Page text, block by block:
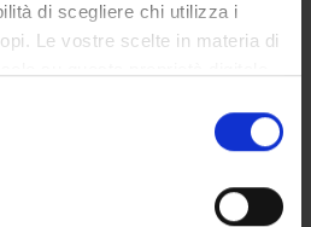
di scegliere chi utilizza i
Le vostre scelte in materia di
consenso in qualsiasi
sui cookie o facendo clic
OFFICES